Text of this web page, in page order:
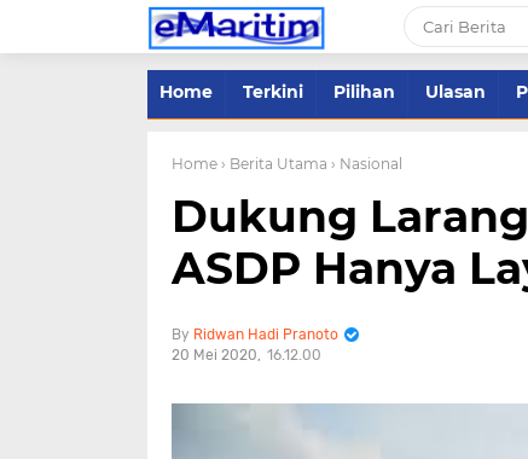
Home Terkini Pilihan Ulasan
Home › Berita Utama › Nasional
Dukung
ASDP Hanya
Ridwan Hadi Pranoto
20 Mei 2020
16.12.00